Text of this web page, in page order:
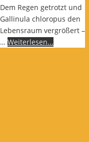
Dem Regen getrotzt und
Gallinula chloropus den
Lebensraum vergrößert –
… Weiterlesen...